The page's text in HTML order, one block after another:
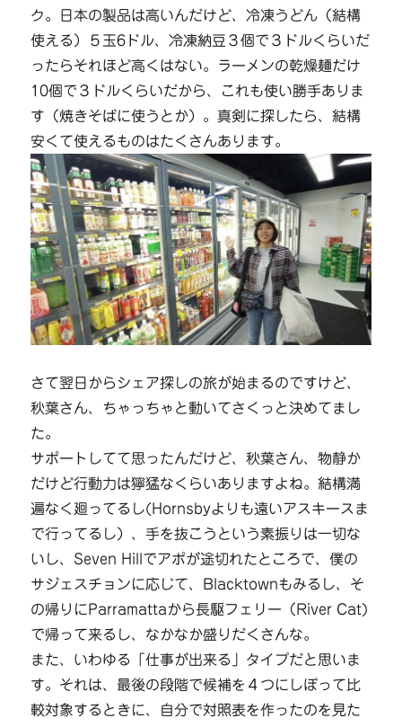
ク。日本の製品は高いんだけど、冷凍うどん（結構
使える）５玉6ドル、冷凍納豆３個で３ドルくらいだ
ったらそれほど高くはない。ラーメンの乾燥麺だけ
10個で３ドルくらいだから、これも使い勝手ありま
す（焼きそばに使うとか）。真剣に探したら、結構
安くて使えるものはたくさんあります。
さて翌日からシェア探しの旅が始まるのですけど、
秋葉さん、ちゃっちゃと動いてさくっと決めてまし
た。
サポートしてて思ったんだけど、秋葉さん、物静か
だけど行動力は獰猛なくらいありますよね。結構満
遍なく廻ってるし(Hornsbyよりも遠いアスキースま
で行ってるし）、手を抜こうという素振りは一切な
いし、Seven Hillでアポが途切れたところで、僕の
サジェスチョンに応じて、Blacktownもみるし、そ
の帰りにParramattaから長駆フェリー（River Cat)
で帰って来るし、なかなか盛りだくさんな。
また、いわゆる「仕事が出来る」タイプだと思いま
す。それは、最後の段階で候補を４つにしぼって比
較対象するときに、自分で対照表を作ったのを見た